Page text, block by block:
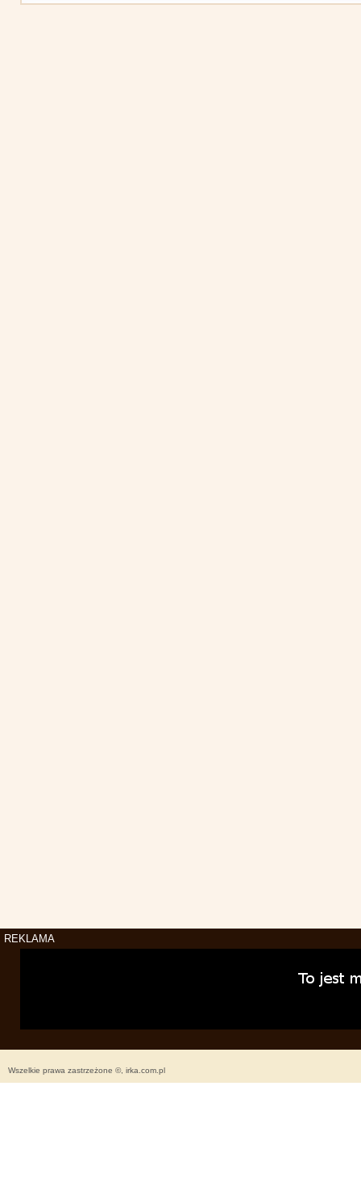
REKLAMA
Wszelkie prawa zastrzeżone ©, irka.com.pl